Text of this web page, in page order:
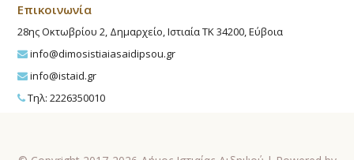
Επικοινωνία
28ης Οκτωβρίου 2, Δημαρχείο, Ιστιαία ΤΚ 34200, Εύβοια
info@dimosistiaiasaidipsou.gr
info@istaid.gr
Τηλ: 2226350010